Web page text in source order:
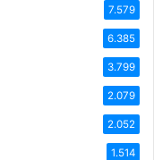
7.579
6.385
3.799
2.079
2.052
1.514